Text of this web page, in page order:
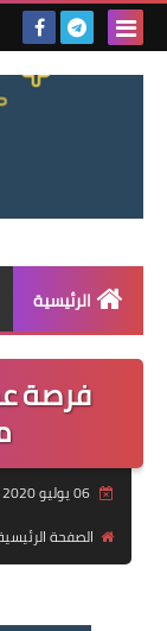
الرئيسية
فرصة
06 يوليو 2020
الصفحة